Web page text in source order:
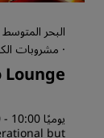
البحر
· مشروبات
Lounge
يوميًا 10:00 - 0:00
but